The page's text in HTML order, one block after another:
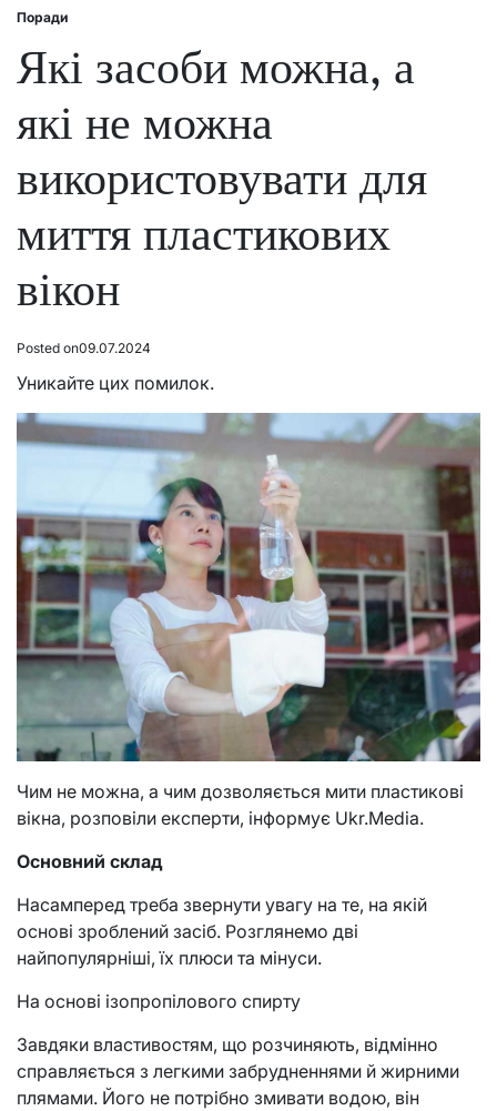
Posted
Поради
Які засоби можна, а
які не можна
використовувати для
миття пластикових
вікон
Posted on09.07.2024
Уникайте цих помилок.
Чим не можна, а чим дозволяється мити пластикові
вікна, розповіли експерти, інформує Ukr.Media.
Основний склад
Насамперед треба звернути увагу на те, на якій
основі зроблений засіб. Розглянемо дві
найпопулярніші, їх плюси та мінуси.
На основі ізопропілового спирту
Завдяки властивостям, що розчиняють, відмінно
справляється з легкими забрудненнями й жирними
плямами. Його не потрібно змивати водою, він